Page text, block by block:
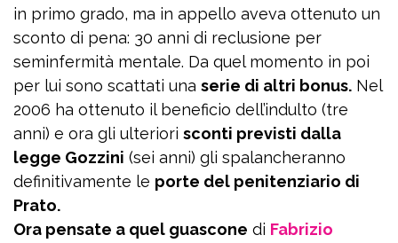
in primo grado, ma in appello aveva ottenuto un
sconto di pena: 30 anni di reclusione per
seminfermità mentale. Da quel momento in poi
per lui sono scattati una serie di altri bonus. Nel
2006 ha ottenuto il beneficio dell’indulto (tre
anni) e ora gli ulteriori sconti previsti dalla
legge Gozzini (sei anni) gli spalancheranno
definitivamente le porte del penitenziario di
Prato.
Ora pensate a quel guascone di Fabrizio